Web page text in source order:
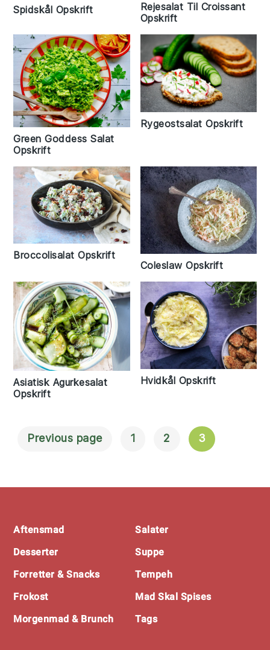
Spidskål Opskrift
Rejesalat Til Croissant
Opskrift
Green Goddess Salat
Opskrift
Rygeostsalat Opskrift
Broccolisalat Opskrift
Coleslaw Opskrift
Asiatisk Agurkesalat
Opskrift
Hvidkål Opskrift
Navigation
Previous page 1 2 3
Footer
Aftensmad
Desserter
Forretter & Snacks
Frokost
Morgenmad & Brunch
Salater
Suppe
Tempeh
Mad Skal Spises
Tags